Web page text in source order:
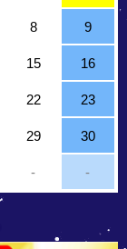
8 9
15 16
22 23
29 30
- -